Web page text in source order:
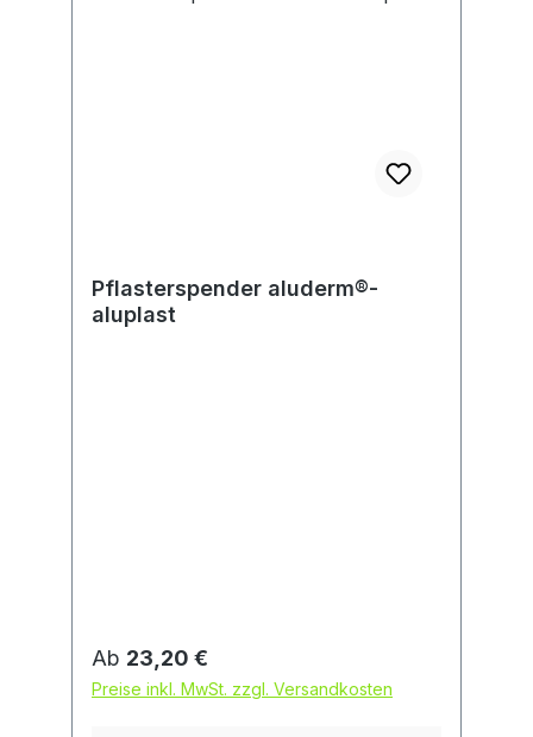
Pflasterspender aluderm®-
aluplast
Regulärer Preis:
Ab 23,20 €
Preise inkl. MwSt. zzgl. Versandkosten